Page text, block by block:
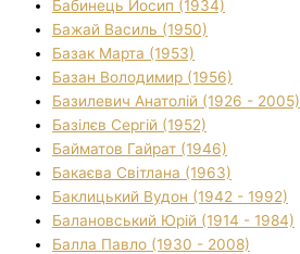
Бабинець Йосип (1934)
Бажай Василь (1950)
Базак Марта (1953)
Базан Володимир (1956)
Базилевич Анатолій (1926 - 2005)
Базілєв Сергій (1952)
Байматов Гайрат (1946)
Бакаєва Світлана (1963)
Баклицький Вудон (1942 - 1992)
Балановський Юрій (1914 - 1984)
Балла Павло (1930 - 2008)